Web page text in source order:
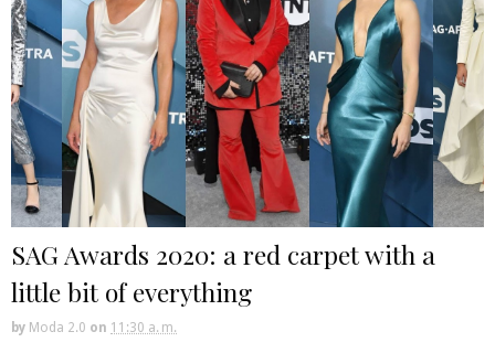
SAG Awards 2020: a red carpet with a
little bit of everything
by Moda 2.0 on 11:30 a. m.